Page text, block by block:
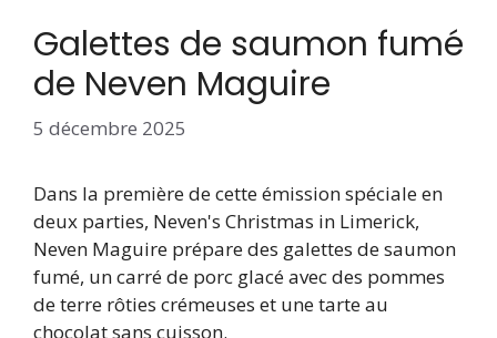
Galettes de saumon fumé
de Neven Maguire
5 décembre 2025
Dans la première de cette émission spéciale en
deux parties, Neven's Christmas in Limerick,
Neven Maguire prépare des galettes de saumon
fumé, un carré de porc glacé avec des pommes
de terre rôties crémeuses et une tarte au
chocolat sans cuisson.